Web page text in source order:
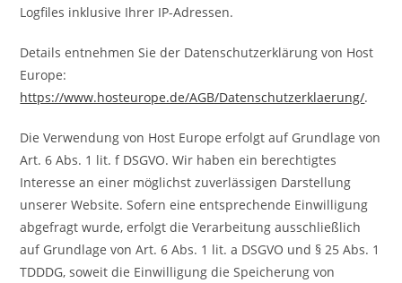
Logfiles inklusive Ihrer IP-Adressen.
Details entnehmen Sie der Datenschutzerklärung von Host
Europe:
https://www.hosteurope.de/AGB/Datenschutzerklaerung/.
Die Verwendung von Host Europe erfolgt auf Grundlage von
Art. 6 Abs. 1 lit. f DSGVO. Wir haben ein berechtigtes
Interesse an einer möglichst zuverlässigen Darstellung
unserer Website. Sofern eine entsprechende Einwilligung
abgefragt wurde, erfolgt die Verarbeitung ausschließlich
auf Grundlage von Art. 6 Abs. 1 lit. a DSGVO und § 25 Abs. 1
TDDDG, soweit die Einwilligung die Speicherung von